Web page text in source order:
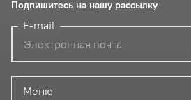
Меню
Подпишитесь на нашу рассылку
E-mail